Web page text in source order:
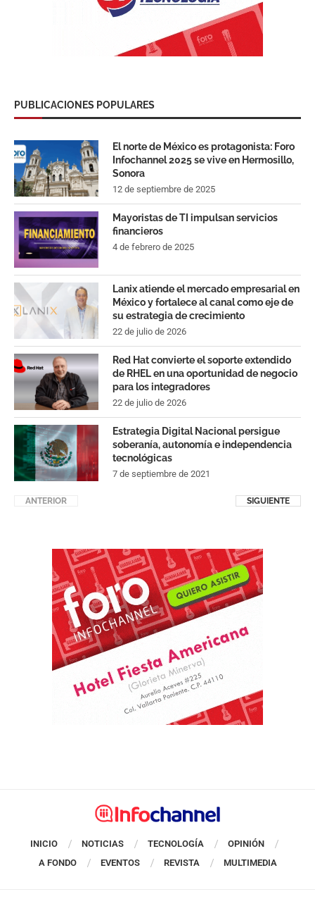
PUBLICACIONES POPULARES
El norte de México es protagonista: Foro
Infochannel 2025 se vive en Hermosillo,
Sonora
12 de septiembre de 2025
Mayoristas de TI impulsan servicios
financieros
4 de febrero de 2025
Lanix atiende el mercado empresarial en
México y fortalece al canal como eje de
su estrategia de crecimiento
22 de julio de 2026
Red Hat convierte el soporte extendido
de RHEL en una oportunidad de negocio
para los integradores
22 de julio de 2026
Estrategia Digital Nacional persigue
soberanía, autonomía e independencia
tecnológicas
7 de septiembre de 2021
ANTERIOR SIGUIENTE
INICIO NOTICIAS TECNOLOGÍA
OPINIÓN
A FONDO
EVENTOS REVISTA MULTIMEDIA